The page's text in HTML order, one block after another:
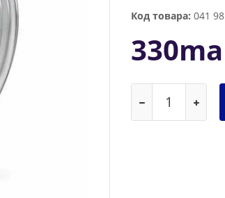
Код товара: 041